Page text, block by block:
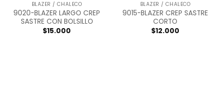
BLAZER / CHALECO
9020-BLAZER LARGO CREP
SASTRE CON BOLSILLO
$15.000
BLAZER / CHALECO
9015-BLAZER CREP SASTRE
CORTO
$12.000